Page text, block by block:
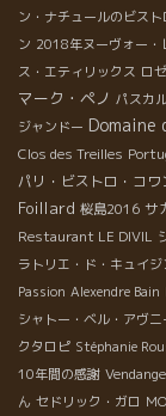
ン・ナチュールのビスト
ン 2018年ヌーヴォー・
ス・エティリックス ロ
マーク・ペノ パスカ
ジャンドー Domaine
Clos des Treilles
パリ・ビストロ・コワ
Foillard 桜島2016 サ
Restaurant LE DIVIL
ラトリエ・ド・キュイジ
Passion Alexendre Bain
シャトー・ベル・アヴニ
クタロピ Stéphanie
10年間の感謝
ん セドリック・ガロ